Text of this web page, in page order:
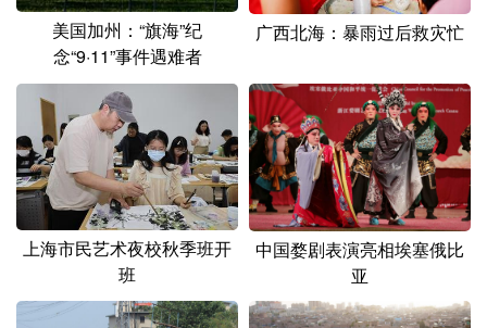
美国加州：“旗海”纪
念“9·11”事件遇难者
广西北海：暴雨过后救灾忙
上海市民艺术夜校秋季班开
班
中国婺剧表演亮相埃塞俄比
亚